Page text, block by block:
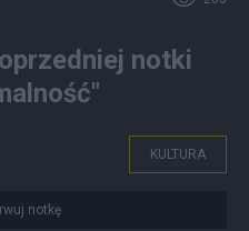
notki
KULTURA
notkę